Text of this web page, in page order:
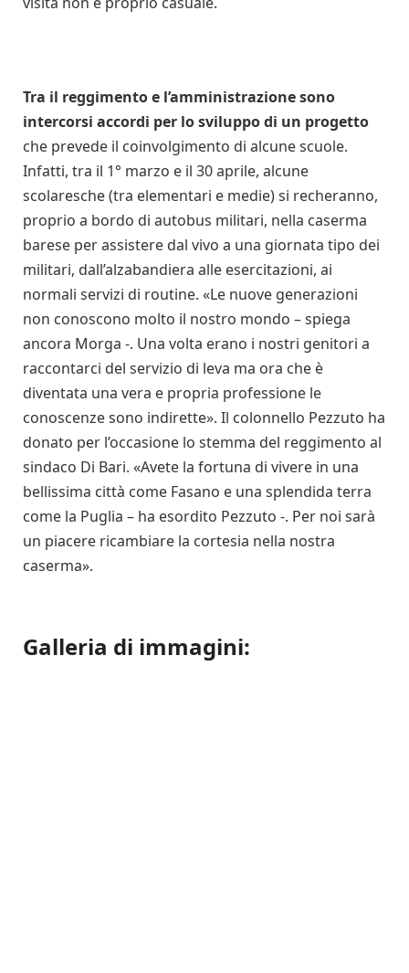
Tra il reggimento e l’amministrazione sono
intercorsi accordi per lo sviluppo di un progetto
che prevede il coinvolgimento di alcune scuole.
Infatti, tra il 1° marzo e il 30 aprile, alcune
scolaresche (tra elementari e medie) si recheranno,
proprio a bordo di autobus militari, nella caserma
barese per assistere dal vivo a una giornata tipo dei
militari, dall’alzabandiera alle esercitazioni, ai
normali servizi di routine. «Le nuove generazioni
non conoscono molto il nostro mondo – spiega
ancora Morga -. Una volta erano i nostri genitori a
raccontarci del servizio di leva ma ora che è
diventata una vera e propria professione le
conoscenze sono indirette». Il colonnello Pezzuto ha
donato per l’occasione lo stemma del reggimento al
sindaco Di Bari. «Avete la fortuna di vivere in una
bellissima città come Fasano e una splendida terra
come la Puglia – ha esordito Pezzuto -. Per noi sarà
un piacere ricambiare la cortesia nella nostra
caserma».
Galleria di immagini: